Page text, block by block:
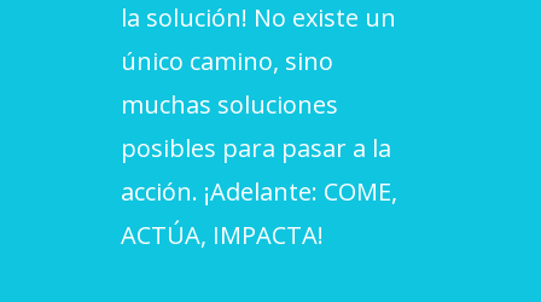
la solución! No existe un
único camino, sino
muchas soluciones
posibles para pasar a la
acción. ¡Adelante: COME,
ACTÚA, IMPACTA!
Missió i valors
Els comptes clars
Proposta educativa
ACTUALITAT